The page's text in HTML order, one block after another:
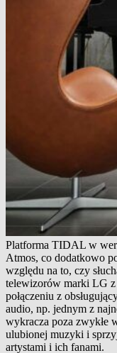
Platforma TIDAL w
Atmos, co dodatkowo
względu na to, czy
telewizorów marki LG z
połączeniu z
audio, np. jednym z
wykracza poza zwykłe
ulubionej muzyki i
artystami i ich fanami.